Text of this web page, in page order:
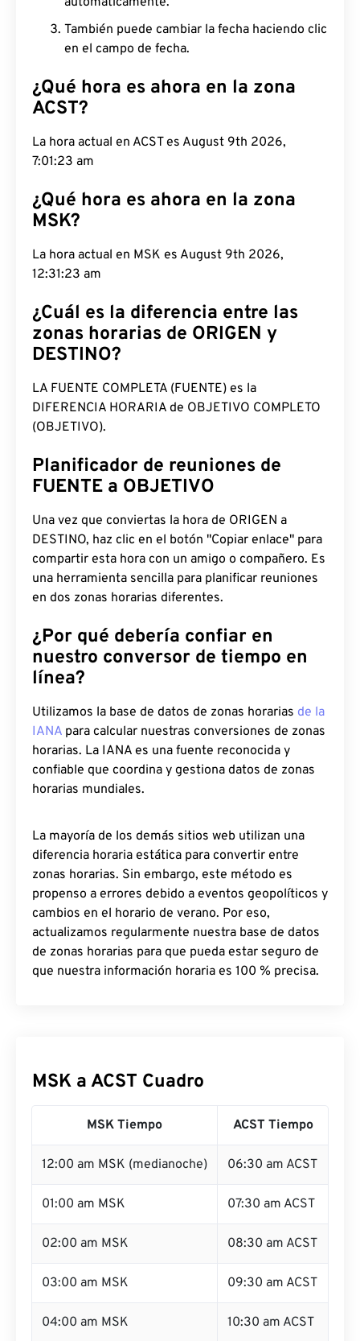
También puede cambiar la fecha haciendo clic
en el campo de fecha.
¿Qué hora es ahora en la zona
ACST?
La hora actual en ACST es August 9th 2026,
7:01:24 am
¿Qué hora es ahora en la zona
MSK?
La hora actual en MSK es August 9th 2026,
12:31:24 am
¿Cuál es la diferencia entre las
zonas horarias de ORIGEN y
DESTINO?
LA FUENTE COMPLETA (FUENTE) es la
DIFERENCIA HORARIA de OBJETIVO COMPLETO
(OBJETIVO).
Planificador de reuniones de
FUENTE a OBJETIVO
Una vez que conviertas la hora de ORIGEN a
DESTINO, haz clic en el botón "Copiar enlace" para
compartir esta hora con un amigo o compañero. Es
una herramienta sencilla para planificar reuniones
en dos zonas horarias diferentes.
¿Por qué debería confiar en
nuestro conversor de tiempo en
línea?
Utilizamos la base de datos de zonas horarias de la
IANA para calcular nuestras conversiones de zonas
horarias. La IANA es una fuente reconocida y
confiable que coordina y gestiona datos de zonas
horarias mundiales.
La mayoría de los demás sitios web utilizan una
diferencia horaria estática para convertir entre
zonas horarias. Sin embargo, este método es
propenso a errores debido a eventos geopolíticos y
cambios en el horario de verano. Por eso,
actualizamos regularmente nuestra base de datos
de zonas horarias para que pueda estar seguro de
que nuestra información horaria es 100 % precisa.
MSK a ACST Cuadro
MSK Tiempo ACST Tiempo
12:00 am MSK (medianoche) 06:30 am ACST
01:00 am MSK 07:30 am ACST
02:00 am MSK 08:30 am ACST
03:00 am MSK 09:30 am ACST
04:00 am MSK 10:30 am ACST